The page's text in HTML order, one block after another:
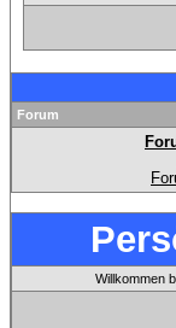
Forum
Willkommen